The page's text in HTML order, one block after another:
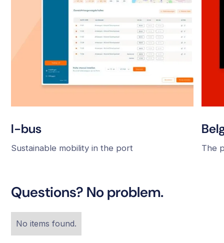
I-bus
Sustainable mobility in the port The
Questions? No problem.
No items found.